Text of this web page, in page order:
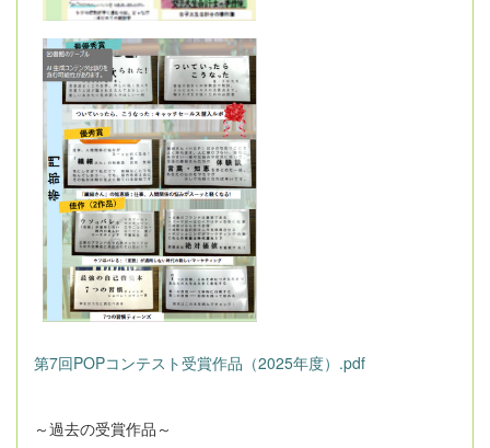
第7回POPコンテスト受賞作品（2025年度）.pdf
～過去の受賞作品～